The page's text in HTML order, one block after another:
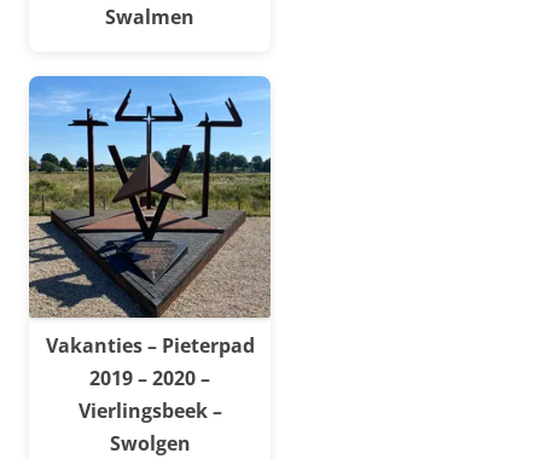
Swalmen
Vakanties – Pieterpad
2019 – 2020 –
Vierlingsbeek –
Swolgen